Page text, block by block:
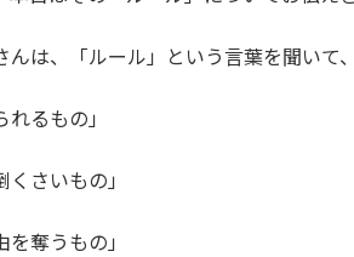
んは、「ルール」という言葉を聞いて
れるもの」
くさいもの」
を奪うもの」